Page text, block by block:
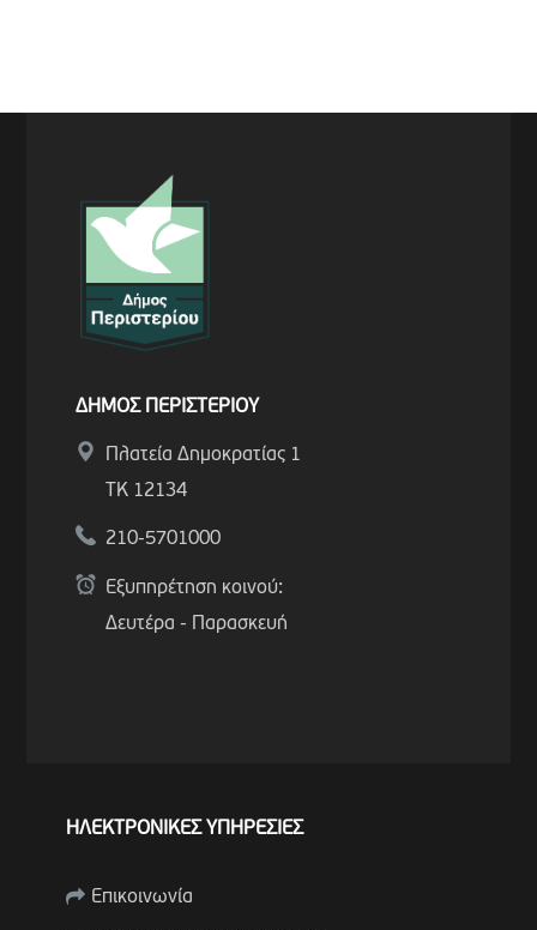
ΔΗΜΟΣ ΠΕΡΙΣΤΕΡΙΟΥ
Πλατεία Δημοκρατίας 1
ΤΚ 12134
210-5701000
Εξυπηρέτηση κοινού:
Δευτέρα - Παρασκευή
ΗΛΕΚΤΡΟΝΙΚΕΣ ΥΠΗΡΕΣΙΕΣ
Επικοινωνία